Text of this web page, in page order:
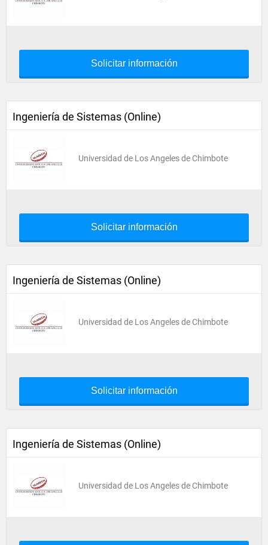
Solicitar información
Ingeniería de Sistemas (Online)
Universidad de Los Angeles de Chimbote
Solicitar información
Ingeniería de Sistemas (Online)
Universidad de Los Angeles de Chimbote
Solicitar información
Ingeniería de Sistemas (Online)
Universidad de Los Angeles de Chimbote